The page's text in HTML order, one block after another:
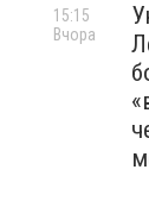
15:15
Вчора